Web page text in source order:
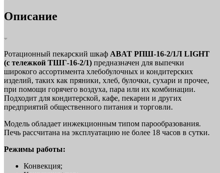
Описание
Ротационный пекарский шкаф ABAT РПШ-16-2/1Л LIGHT
(с тележкой ТШГ-16-2/1) предназначен для выпечки
широкого ассортимента хлебобулочных и кондитерских
изделий, таких как пряники, хлеб, булочки, сухари и прочее,
при помощи горячего воздуха, пара или их комбинации.
Подходит для кондитерской, кафе, пекарни и других
предприятий общественного питания и торговли.
Модель обладает инжекционным типом парообразования.
Печь рассчитана на эксплуатацию не более 18 часов в сутки.
Режимы работы:
Конвекция;